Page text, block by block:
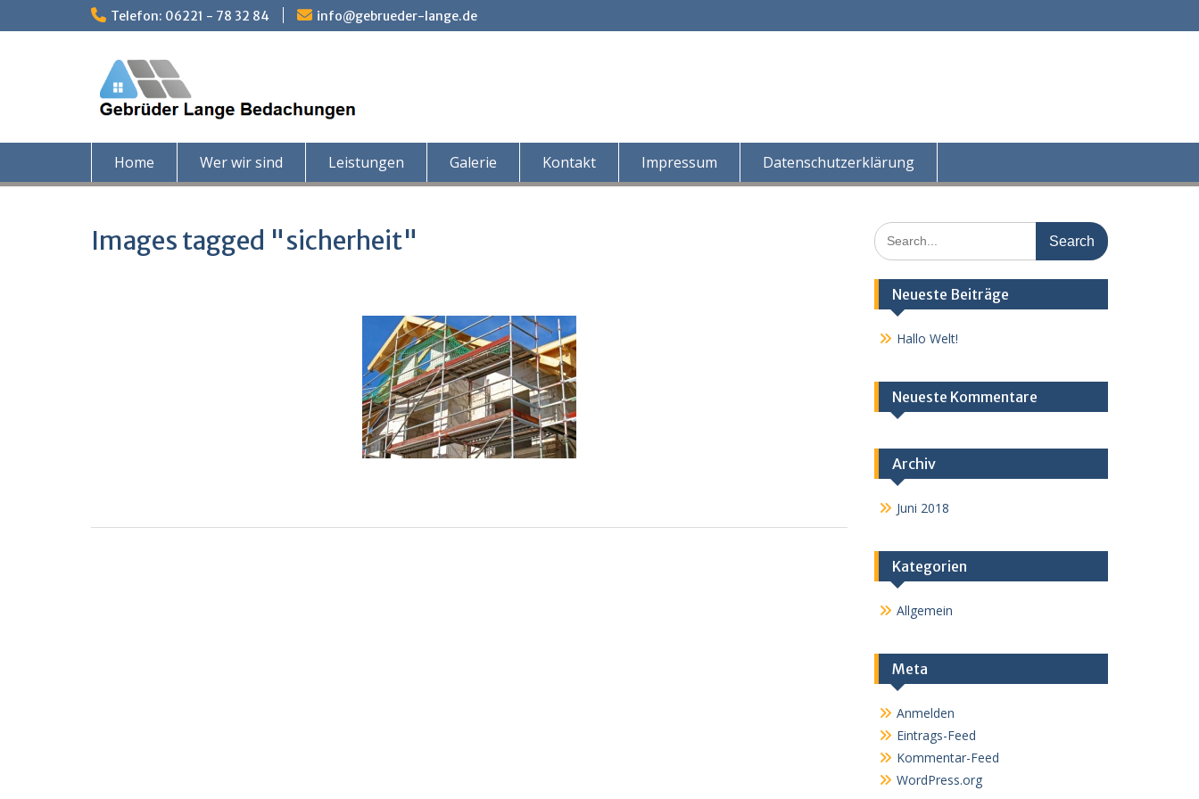
to
Telefon: 06221 - 78 32 84 info@gebrueder-lange.de
Home Wer wir sind Leistungen Galerie Kontakt Impressum Datenschutzerklärung
Images tagged "sicherheit"
Search
for:
Neueste Beiträge
Hallo Welt!
Neueste Kommentare
Archiv
Juni 2018
Kategorien
Allgemein
Meta
Anmelden
Eintrags-Feed
Kommentar-Feed
WordPress.org